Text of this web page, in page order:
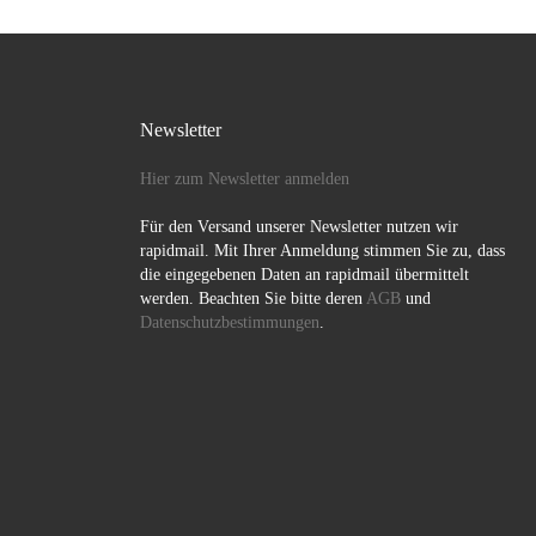
Newsletter
Hier zum Newsletter anmelden
Für den Versand unserer Newsletter nutzen wir
rapidmail. Mit Ihrer Anmeldung stimmen Sie zu, dass
die eingegebenen Daten an rapidmail übermittelt
werden. Beachten Sie bitte deren AGB und
Datenschutzbestimmungen